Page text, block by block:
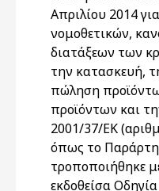
Απριλίου 2014
νομοθετικών,
διατάξεων των
την κατασκευή,
πώληση
προϊόντων και
2001/37/ΕΚ
όπως το
τροποποιήθηκε
εκδοθείσα